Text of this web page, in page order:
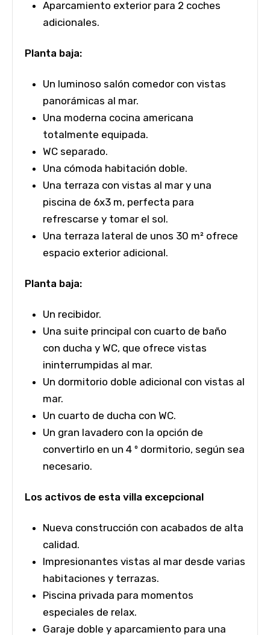
Aparcamiento exterior para 2 coches
adicionales.
Planta baja:
Un luminoso salón comedor con vistas
panorámicas al mar.
Una moderna cocina americana
totalmente equipada.
WC separado.
Una cómoda habitación doble.
Una terraza con vistas al mar y una
piscina de 6x3 m, perfecta para
refrescarse y tomar el sol.
Una terraza lateral de unos 30 m² ofrece
espacio exterior adicional.
Planta baja:
Un recibidor.
Una suite principal con cuarto de baño
con ducha y WC, que ofrece vistas
ininterrumpidas al mar.
Un dormitorio doble adicional con vistas al
mar.
Un cuarto de ducha con WC.
Un gran lavadero con la opción de
convertirlo en un 4 º dormitorio, según sea
necesario.
Los activos de esta villa excepcional
Nueva construcción con acabados de alta
calidad.
Impresionantes vistas al mar desde varias
habitaciones y terrazas.
Piscina privada para momentos
especiales de relax.
Garaje doble y aparcamiento para una